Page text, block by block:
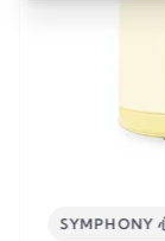
SYMPHONY